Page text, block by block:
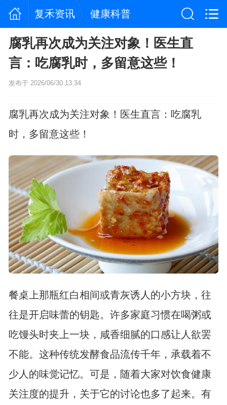
复禾资讯 健康科普
腐乳再次成为关注对象！医生直
言：吃腐乳时，多留意这些！
发布于 2026/06/30 13:34
腐乳再次成为关注对象！医生直言：吃腐乳
时，多留意这些！
餐桌上那瓶红白相间或青灰诱人的小方块，往
往是开启味蕾的钥匙。许多家庭习惯在喝粥或
吃馒头时夹上一块，咸香细腻的口感让人欲罢
不能。这种传统发酵食品流传千年，承载着不
少人的味觉记忆。可是，随着大家对饮食健康
关注度的提升，关于它的讨论也多了起来。有